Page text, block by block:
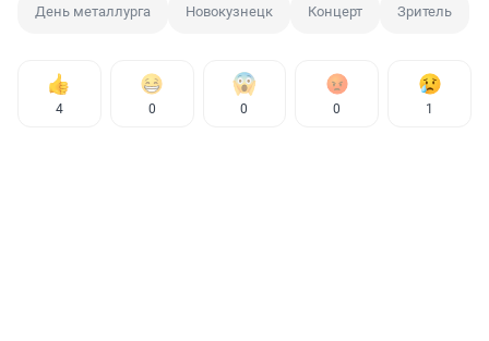
День металлурга Новокузнецк Концерт Зритель
4 0 0 0 1